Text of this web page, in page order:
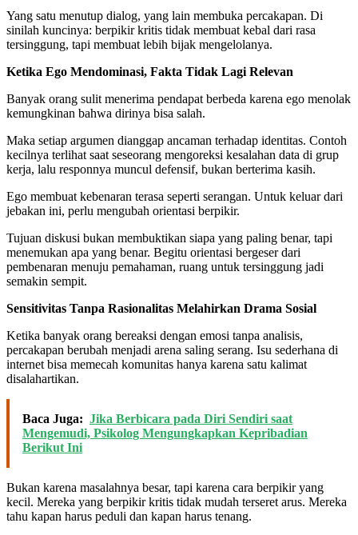
Yang satu menutup dialog, yang lain membuka percakapan. Di
sinilah kuncinya: berpikir kritis tidak membuat kebal dari rasa
tersinggung, tapi membuat lebih bijak mengelolanya.
Ketika Ego Mendominasi, Fakta Tidak Lagi Relevan
Banyak orang sulit menerima pendapat berbeda karena ego menolak
kemungkinan bahwa dirinya bisa salah.
Maka setiap argumen dianggap ancaman terhadap identitas. Contoh
kecilnya terlihat saat seseorang mengoreksi kesalahan data di grup
kerja, lalu responnya muncul defensif, bukan berterima kasih.
Ego membuat kebenaran terasa seperti serangan. Untuk keluar dari
jebakan ini, perlu mengubah orientasi berpikir.
Tujuan diskusi bukan membuktikan siapa yang paling benar, tapi
menemukan apa yang benar. Begitu orientasi bergeser dari
pembenaran menuju pemahaman, ruang untuk tersinggung jadi
semakin sempit.
Sensitivitas Tanpa Rasionalitas Melahirkan Drama Sosial
Ketika banyak orang bereaksi dengan emosi tanpa analisis,
percakapan berubah menjadi arena saling serang. Isu sederhana di
internet bisa memecah komunitas hanya karena satu kalimat
disalahartikan.
Baca Juga: Jika Berbicara pada Diri Sendiri saat
Mengemudi, Psikolog Mengungkapkan Kepribadian
Berikut Ini
Bukan karena masalahnya besar, tapi karena cara berpikir yang
kecil. Mereka yang berpikir kritis tidak mudah terseret arus. Mereka
tahu kapan harus peduli dan kapan harus tenang.